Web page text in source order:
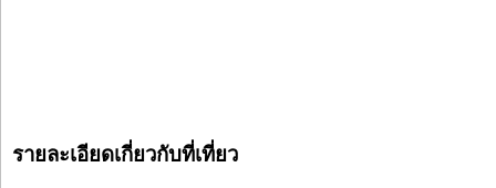
รายละเอียดเกี่ยวกับที่เที่ยว